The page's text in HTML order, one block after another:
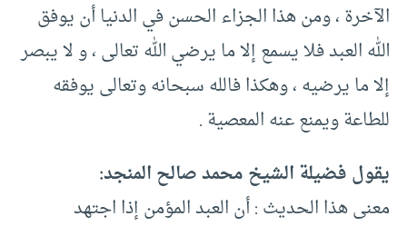
الآخرة ، ومن هذا الجزاء الحسن في الدنيا أن يوفق
الله العبد فلا يسمع إلا ما يرضي الله تعالى ، و لا يبصر
إلا ما يرضيه ، وهكذا فالله سبحانه وتعالى يوفقه
للطاعة ويمنع عنه المعصية .
يقول فضيلة الشيخ محمد صالح المنجد:
معنى هذا الحديث : أن العبد المؤمن إذا اجتهد